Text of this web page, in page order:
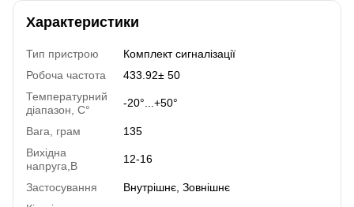
Характеристики
Тип пристрою
Комплект сигналізації
Робоча частота
433.92± 50
Температурний
діапазон, C°
-20°...+50°
Вага, грам
135
Вихідна
напруга,В
12-16
Застосування
Внутрішнє, Зовнішнє